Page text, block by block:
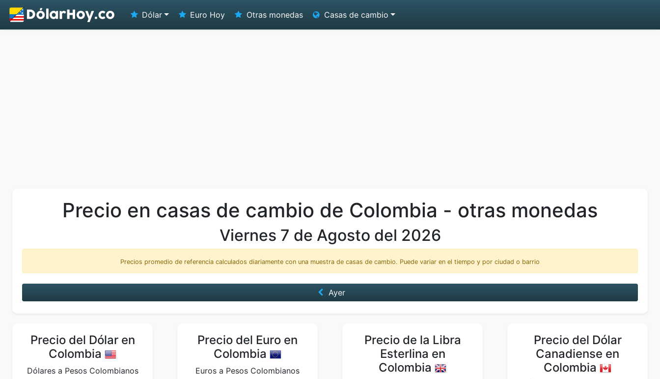
Dólar Euro Hoy Otras monedas Casas de cambio
Precio en casas de cambio de Colombia - otras monedas
Viernes 7 de Agosto del 2026
Precios promedio de referencia calculados diariamente con una muestra de casas de cambio. Puede variar en el tiempo y por ciudad o barrio
Ayer
Precio del Dólar en
Colombia
Dólares a Pesos Colombianos
Precio del Euro en
Colombia
Euros a Pesos Colombianos
Precio de la Libra
Esterlina en
Colombia
Precio del Dólar
Canadiense en
Colombia